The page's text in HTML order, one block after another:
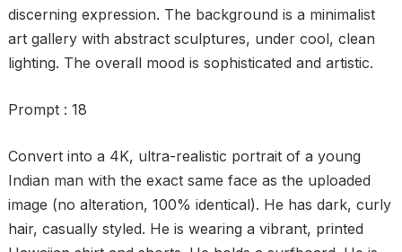
discerning expression. The background is a minimalist
art gallery with abstract sculptures, under cool, clean
lighting. The overall mood is sophisticated and artistic.
Prompt : 18
Convert into a 4K, ultra-realistic portrait of a young
Indian man with the exact same face as the uploaded
image (no alteration, 100% identical). He has dark, curly
hair, casually styled. He is wearing a vibrant, printed